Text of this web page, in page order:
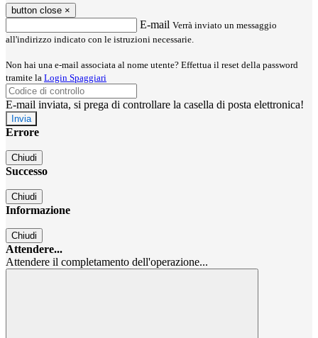
button close ×
E-mail Verrà inviato un messaggio
all'indirizzo indicato con le istruzioni necessarie.
Non hai una e-mail associata al nome utente? Effettua il reset della password
tramite la Login Spaggiari
E-mail inviata, si prega di controllare la casella di posta elettronica!
Errore
Chiudi
Successo
Chiudi
Informazione
Chiudi
Attendere...
Attendere il completamento dell'operazione...